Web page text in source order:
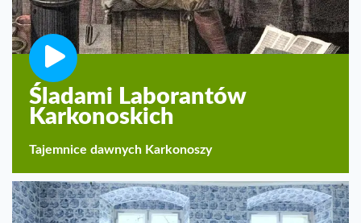
Śladami Laborantów
Karkonoskich
Tajemnice dawnych Karkonoszy